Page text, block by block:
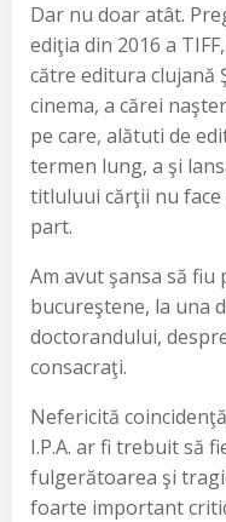
Dar nu doar atât.
ediţia din 2016 a
către editura clujană
cinema, a cărei
pe care, alătuti de
termen lung, a şi
titluluui cărţii nu
part.
Am avut şansa să fiu
bucureştene, la una
doctorandului,
consacraţi.
Nefericită
I.P.A. ar fi trebuit să
fulgerătoarea şi
foarte important